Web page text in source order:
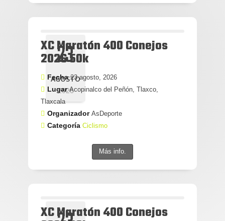
23
AGOSTO
2026
XC Maratón 400 Conejos
2026 50k
Fecha23 agosto, 2026
LugarAcopinalco del Peñón, Tlaxco,
Tlaxcala
Organizador AsDeporte
Categoría Ciclismo
Más info.
XC Maratón 400 Conejos